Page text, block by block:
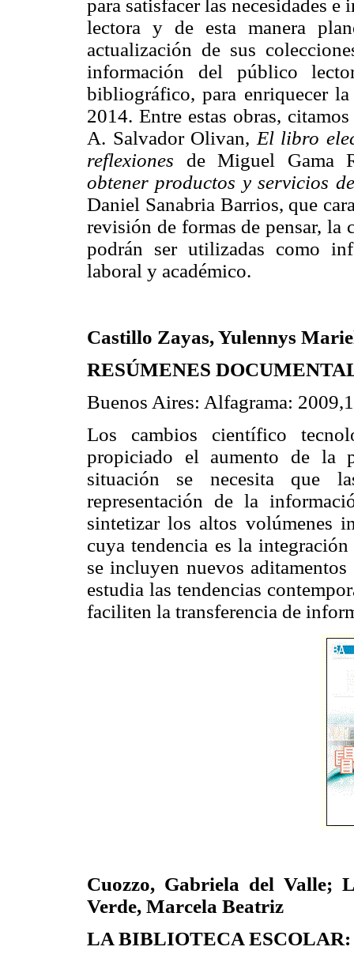
para satisfacer las necesidades
lectora y de esta manera
actualización de sus
información del público
bibliográfico, para enriquecer
2014. Entre estas obras,
A. Salvador Olivan, El libro
reflexiones de Miguel Gama
obtener productos y servicios
Daniel Sanabria Barrios, que
revisión de formas de pensar, la
podrán ser utilizadas como
laboral y académico.
Castillo Zayas, Yulennys
RESÚMENES
Buenos Aires: Alfagrama:
Los cambios científico
propiciado el aumento de la
situación se necesita que
representación de la
sintetizar los altos volúmenes
cuya tendencia es la
se incluyen nuevos
estudia las tendencias
faciliten la transferencia de
Cuozzo, Gabriela del Valle;
Verde, Marcela Beatriz
LA BIBLIOTECA ESCOLAR: